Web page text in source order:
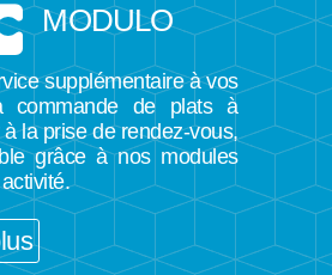
MODULO
supplémentaire à vos
commande de plats à
la prise de rendez-vous,
grâce à nos modules